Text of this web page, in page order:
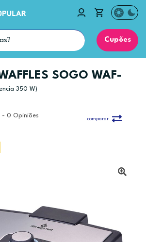
Cupões
SOGO WAF-
350 W)
0 Opiniões
comparar